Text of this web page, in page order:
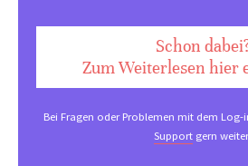
Schon
Zum Weiterlesen hier
Bei Fragen oder Problemen mit dem
Support gern